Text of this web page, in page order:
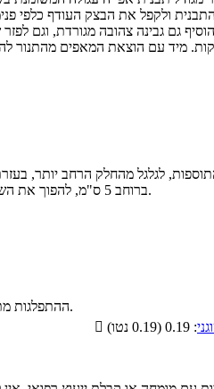
לפזר את התוספות, לגלגל מהחלק הרחב
ברוחב 5 ס"מ, להפוך את השבלולים כך שהסיבוב יהיה כלפי מעלה ולהניח בתבנית האפייה במרווחים קטנים.
ההתפלגות.
